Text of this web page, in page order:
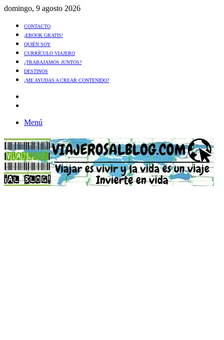
domingo, 9 agosto 2026
CONTACTO
¡EBOOK GRATIS!
QUIÉN SOY
CURRÍCULO VIAJERO
¿TRABAJAMOS JUNTOS?
DESTINOS
¿ME AYUDAS A CREAR CONTENIDO?
Menú